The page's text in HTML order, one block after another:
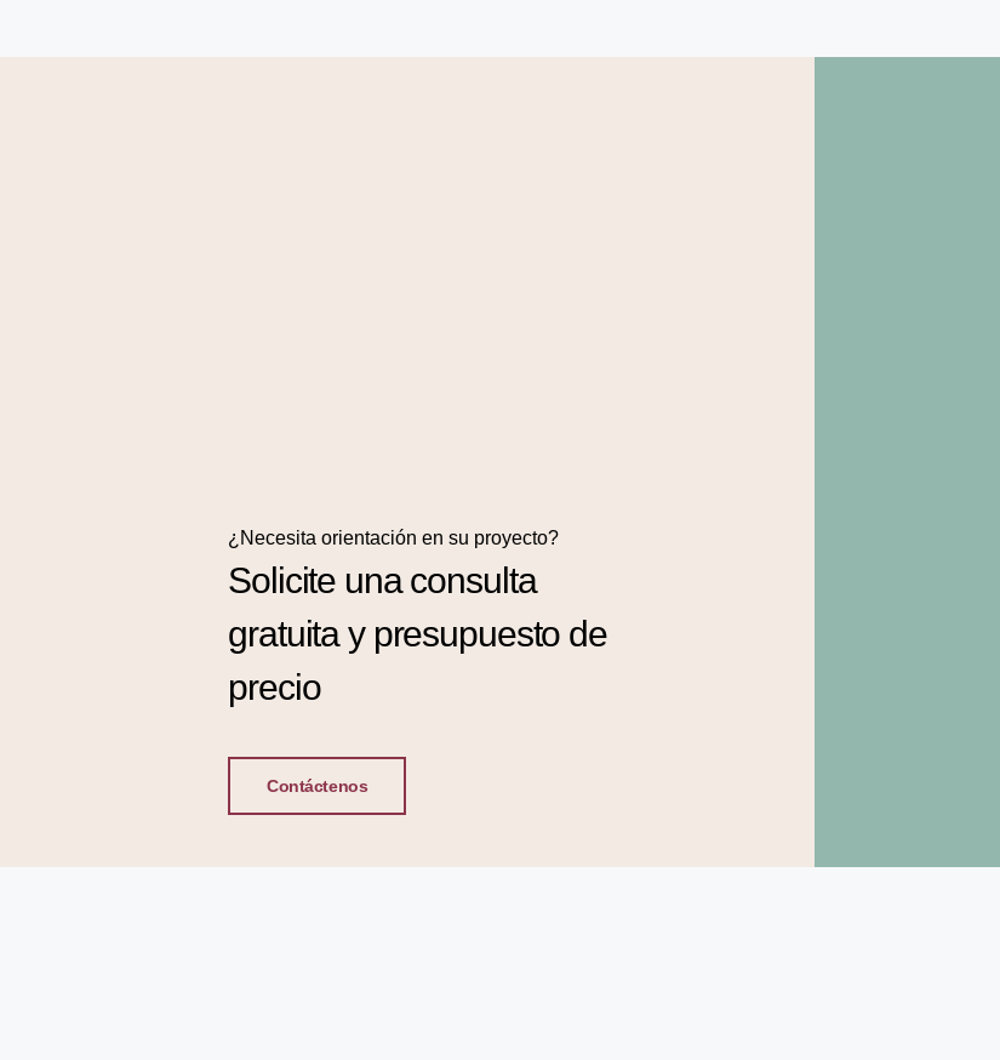
¿Necesita orientación en su proyecto?
Solicite una consulta
gratuita y presupuesto de
precio
Contáctenos